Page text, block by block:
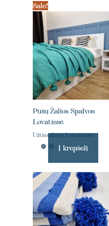
Sale!
Pušų Žalios Spalvos
Lovatiesė
Užtiesalai ir Lovatiesės
Į krepšelį